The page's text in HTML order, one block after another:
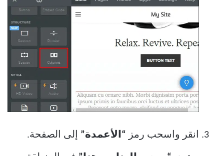
انقر واسحب رمز “الأعمدة” إلى الصفحة.